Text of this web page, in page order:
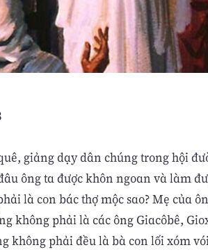
giảng dạy dân chúng trong hội
ông ta được khôn ngoan và làm
là con bác thợ mộc sao? Mẹ của
không phải là các ông Giacôbê,
không phải đều là bà con lối xóm